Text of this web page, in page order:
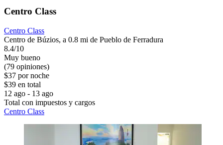
Centro Class
Centro Class
Centro de Búzios, a 0.8 mi de Pueblo de Ferradura
8.4/10
Muy bueno
(79 opiniones)
$37 por noche
$39 en total
12 ago - 13 ago
Total con impuestos y cargos
Centro Class